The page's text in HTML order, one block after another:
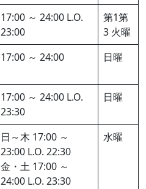
17:00 ～ 24:00 L.O.
23:00
第1第
3 火曜
17:00 ～ 24:00 日曜
17:00 ～ 24:00 L.O.
23:30
日曜
日～木 17:00 ～
23:00 L.O. 22:30
金・土 17:00 ～
24:00 L.O. 23:30
水曜